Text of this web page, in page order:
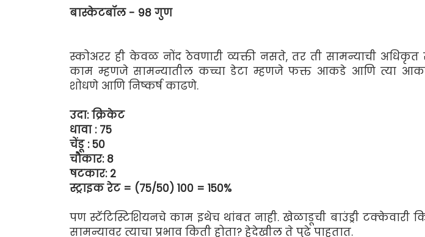
बास्केटबॉल - 98 गुण
स्कोअरर ही केवळ नोंद ठेवणारी व्यक्ती नसते, तर ती सामन्याची अधिकृत
काम म्हणजे सामन्यातील कच्चा डेटा म्हणजे फक्त आकडे आणि त्या
शोधणे आणि निष्कर्ष काढणे.
उदा: क्रिकेट
धावा : 75
चेंडू : 50
चौकार: 8
षटकार: 2
स्ट्राइक रेट = (75/50) 100 = 150%
पण स्टॅटिस्टिशियनचे काम इथेच थांबत नाही. खेळाडूची बाउंड्री
सामन्यावर त्याचा प्रभाव किती होता? हेदेखील ते पुढे पाहतात.